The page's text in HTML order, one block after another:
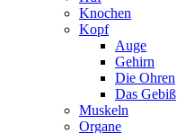
Knochen
Kopf
Auge
Gehirn
Die Ohren
Das Gebiß
Muskeln
Organe